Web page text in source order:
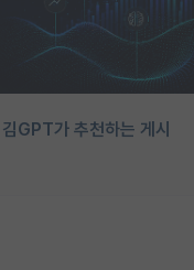
GPT가 추천하는 게시